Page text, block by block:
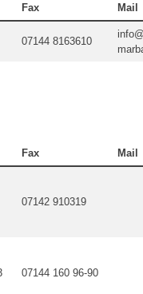
Fax Mail
07144 8163610
Fax Mail
07142 910319
07144 160 96-90